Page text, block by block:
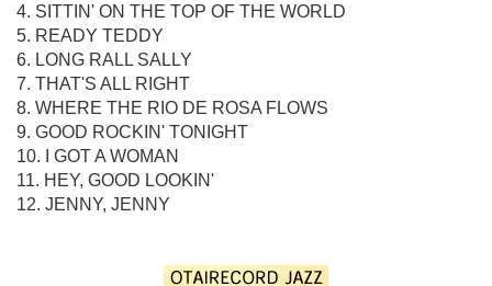
4. SITTIN' ON THE TOP OF THE WORLD
5. READY TEDDY
6. LONG RALL SALLY
7. THAT'S ALL RIGHT
8. WHERE THE RIO DE ROSA FLOWS
9. GOOD ROCKIN' TONIGHT
10. I GOT A WOMAN
11. HEY, GOOD LOOKIN'
12. JENNY, JENNY